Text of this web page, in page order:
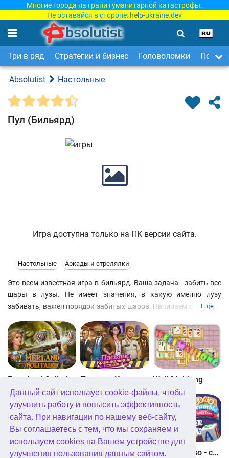
Данный сайт использует cookie-файлы, чтобы
улучшить работу и повысить эффективность
сайта. При навигации по нашему веб-сайту,
Вы соглашаетесь с тем, что мы сохраняем и
используем cookies на Вашем устройстве для
улучшения пользования данным сайтом.
Многие города на грани гуманитарной катастрофы.
Не оставайся в стороне: help-ukraine.dev
Три в ряд Стратегии и бизнес Головоломки Поиск
Absolutist Настольные
Пул (Бильярд)
Игра доступна только на ПК версии сайта.
Настольные Аркады и стрелялки
Это всем известная игра в бильярд. Ваша задача - забить все
шары в лузы. Не имеет значения, в какую именно лузу
забивать, важен порядок забитых шаров. Начинаем с шара №
"правильный" шар - получаете 100 очков, если "не правильный"
- теряете 50... Каждый удар кием стоит вам 10 очков. Вот и все
правила. А теперь попробуйте свои силы и попадите в "ТОР 10
лучших онлайн-игроков". Мы уверены, у Вас все получится.
Удачи!
Еще
Emerland Solitaire Well Mahjong
Glassez 2 Solitaire Story 3 Найди слово - семейные истории